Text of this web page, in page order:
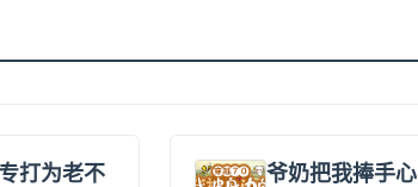
打为老不
爷奶把我捧手